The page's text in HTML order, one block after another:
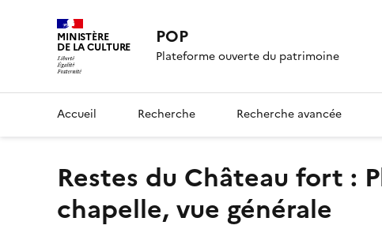
MINISTÈRE
DE LA CULTURE POP
Plateforme ouverte du patrimoine
Accueil Recherche Recherche avancée
Restes du Château fort : Plan générale et plan de la
chapelle, vue générale